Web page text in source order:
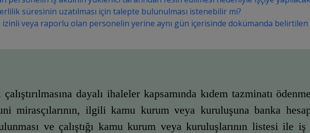
süresinin uzatılması için talepte bulunulması istenebilir mi?
izinli veya raporlu olan personelin yerine aynı gün içerisinde dokümanda
dayalı ihaleler kapsamında kıdem tazminatı
mirasçılarının, ilgili kamu kurum veya kuruluşuna banka
ve çalıştığı kamu kurum veya kuruluşlarının listesi ile